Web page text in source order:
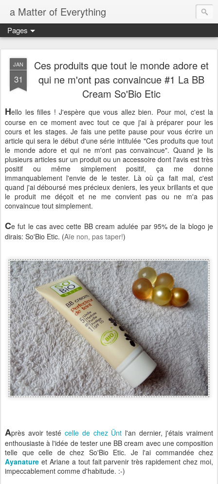
a Matter of Everything
Pages
JAN
31
Ces produits que tout le monde adore et
qui ne m'ont pas convaincue #1 La BB
Cream So'Bio Etic
Hello les filles ! J'espère que vous allez bien. Pour moi, c'est la
course en ce moment avec tout ce que j'ai à préparer pour les
cours et les stages. Je fais une petite pause pour vous écrire un
article qui sera le début d'une série intitulée "Ces produits que tout
le monde adore et qui ne m'ont pas convaincue". Quand je lis
plusieurs articles sur un produit ou un accessoire dont l'avis est très
positif ou même simplement positif, ça me donne
immanquablement l'envie de le tester. Là où ça fait mal, c'est
quand j'ai déboursé mes précieux deniers, les yeux brillants et que
le produit me déçoit et ne me convient pas ou ne m'a pas
convaincue tout simplement.
Ce fut le cas avec cette BB cream adulée par 95% de la blogo je
dirais: So'Bio Etic. (Aïe non, pas taper!)
Après avoir testécelle de chez Ünt l'an dernier, j'étais vraiment
enthousiaste à l'idée de tester une BB cream avec une composition
telle que celle de chez So'Bio Etic. Je l'ai commandée chez
Ayanature et Ariane a tout fait parvenir très rapidement chez moi,
impeccablement comme d'habitude. :-)